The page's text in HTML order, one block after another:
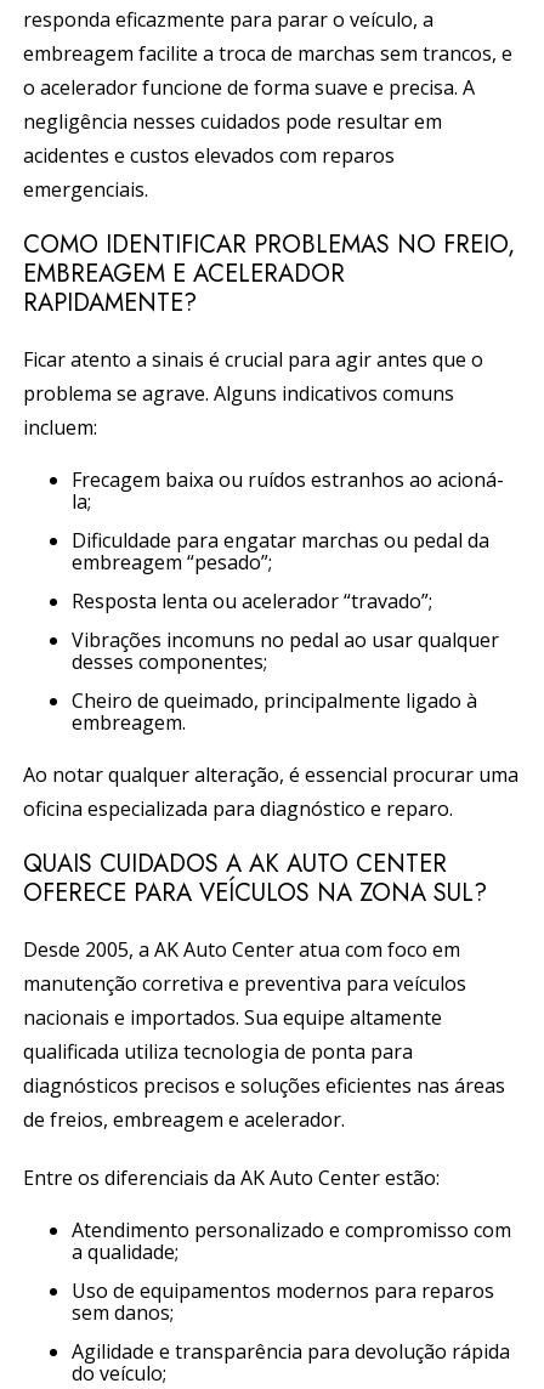
responda eficazmente para parar o veículo, a
embreagem facilite a troca de marchas sem trancos, e
o acelerador funcione de forma suave e precisa. A
negligência nesses cuidados pode resultar em
acidentes e custos elevados com reparos
emergenciais.
COMO IDENTIFICAR PROBLEMAS NO FREIO,
EMBREAGEM E ACELERADOR
RAPIDAMENTE?
Ficar atento a sinais é crucial para agir antes que o
problema se agrave. Alguns indicativos comuns
incluem:
Frecagem baixa ou ruídos estranhos ao acioná-
la;
Dificuldade para engatar marchas ou pedal da
embreagem “pesado”;
Resposta lenta ou acelerador “travado”;
Vibrações incomuns no pedal ao usar qualquer
desses componentes;
Cheiro de queimado, principalmente ligado à
embreagem.
Ao notar qualquer alteração, é essencial procurar uma
oficina especializada para diagnóstico e reparo.
QUAIS CUIDADOS A AK AUTO CENTER
OFERECE PARA VEÍCULOS NA ZONA SUL?
Desde 2005, a AK Auto Center atua com foco em
manutenção corretiva e preventiva para veículos
nacionais e importados. Sua equipe altamente
qualificada utiliza tecnologia de ponta para
diagnósticos precisos e soluções eficientes nas áreas
de freios, embreagem e acelerador.
Entre os diferenciais da AK Auto Center estão:
Atendimento personalizado e compromisso com
a qualidade;
Uso de equipamentos modernos para reparos
sem danos;
Agilidade e transparência para devolução rápida
do veículo;